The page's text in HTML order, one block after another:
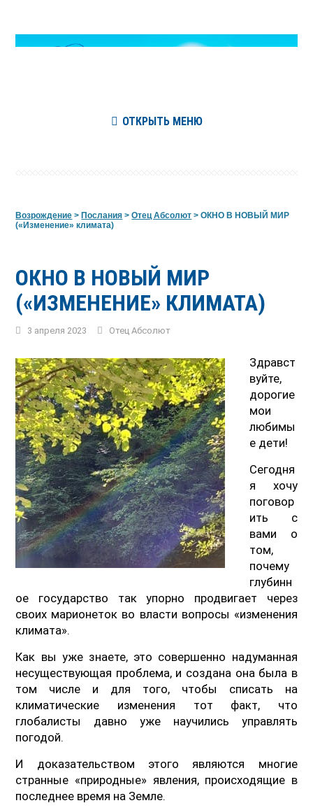
ОТКРЫТЬ МЕНЮ
Возрождение >Послания >Отец Абсолют >ОКНО В НОВЫЙ МИР
(«Изменение» климата)
ОКНО В НОВЫЙ МИР
(«ИЗМЕНЕНИЕ» КЛИМАТА)
3 апреля 2023 Отец Абсолют
Здравст
вуйте,
дорогие
мои
любимы
е дети!
Сегодня
я хочу
поговор
ить с
вами о
том,
почему
глубинн
ое государство так упорно продвигает через
своих марионеток во власти вопросы «изменения
климата».
Как вы уже знаете, это совершенно надуманная
несуществующая проблема, и создана она была в
том числе и для того, чтобы списать на
климатические изменения тот факт, что
глобалисты давно уже научились управлять
погодой.
И доказательством этого являются многие
странные «природные» явления, происходящие в
последнее время на Земле.